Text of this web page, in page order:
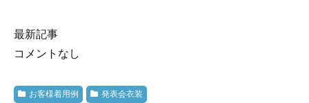
最新記事
コメントなし
お客様着用例 発表会衣装